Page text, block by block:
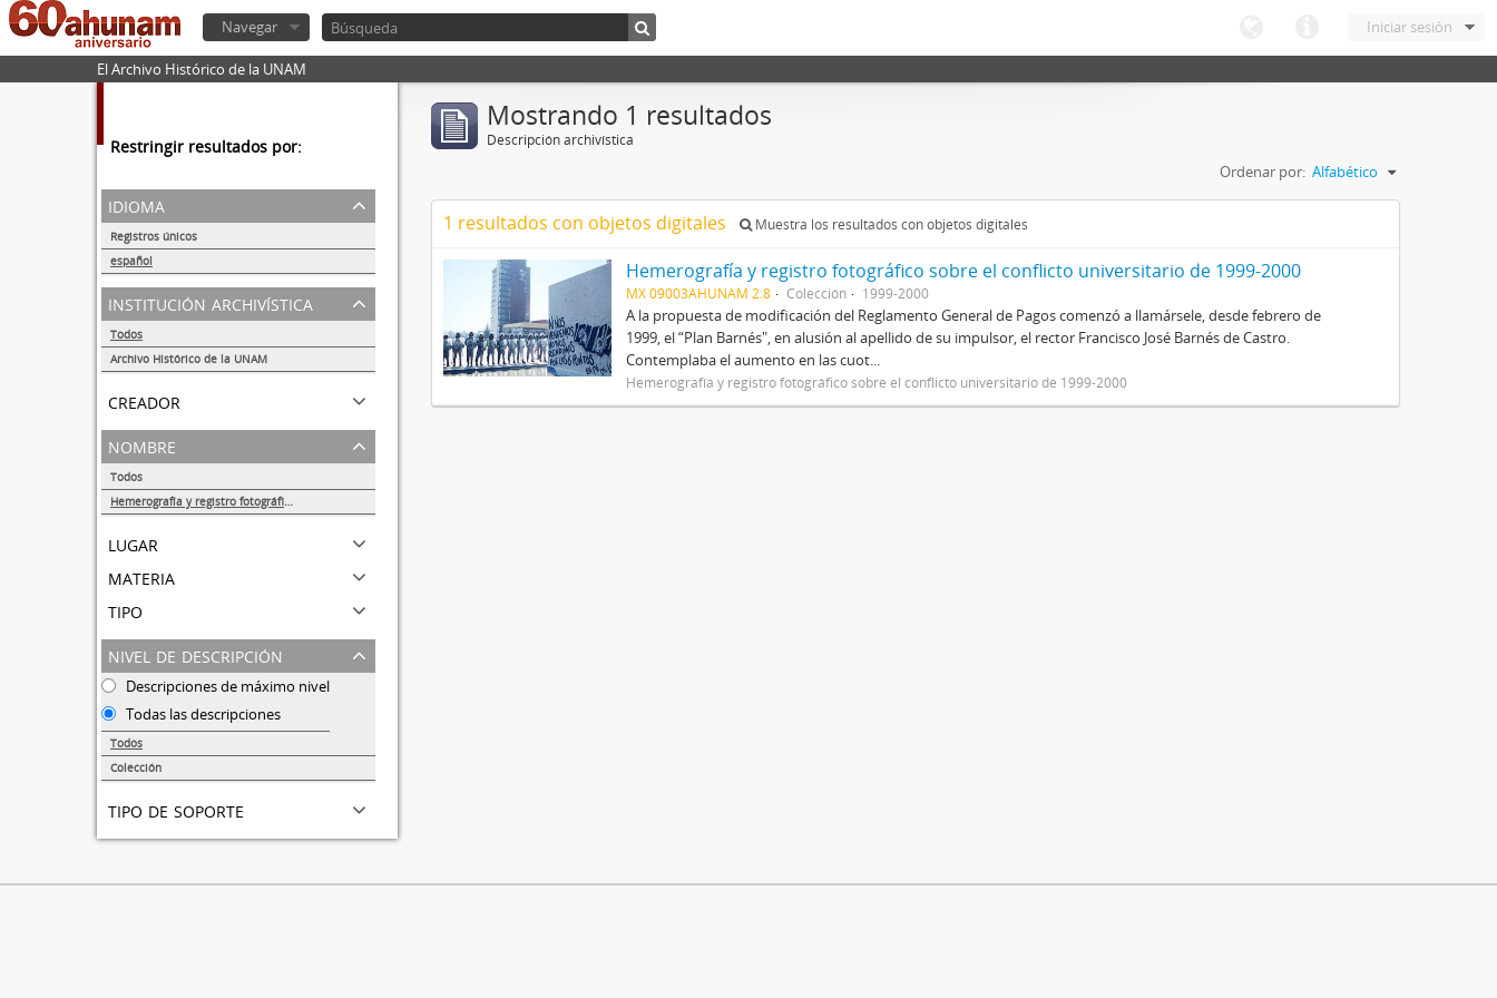
Iniciar sesión
Navegar
El Archivo Histórico de la UNAM
Restringir resultados por:
idioma
Registros únicos
español
1
institución archivística
Todos
Archivo Histórico de la UNAM
creador
nombre
Todos
Hemerografía y registro fotográfico sobre el conflicto universitario de 1999-2000
lugar
materia
tipo
nivel de descripción
Descripciones de máximo nivel
Todas las descripciones
Todos
Colección
tipo de soporte
Mostrando 1 resultados
Descripción archivística
Ordenar por: Alfabético
1 resultados con objetos digitales Muestra los resultados con objetos digitales
Hemerografía y registro fotográfico sobre el conflicto universitario de 1999-2000
MX 09003AHUNAM 2.8 Colección 1999-2000
A la propuesta de modificación del Reglamento General de Pagos comenzó a llamársele, desde febrero de
1999, el “Plan Barnés", en alusión al apellido de su impulsor, el rector Francisco José Barnés de Castro.
Contemplaba el aumento en las cuot...
Hemerografía y registro fotográfico sobre el conflicto universitario de 1999-2000